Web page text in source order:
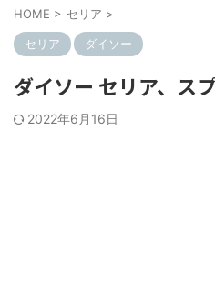
HOME > セリア >
セリア ダイソー
ダイソー セリア、ス
2022年6月16日